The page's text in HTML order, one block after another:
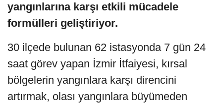
yangınlarına karşı etkili mücadele
formülleri geliştiriyor.
30 ilçede bulunan 62 istasyonda 7 gün 24
saat görev yapan İzmir İtfaiyesi, kırsal
bölgelerin yangınlara karşı direncini
artırmak, olası yangınlara büyümeden